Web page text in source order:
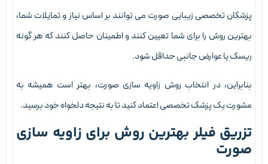
تخصصی زیبایی صورت می توانند بر اساس نیاز و تمایلات شما،
روش را برای شما تعیین کنند و اطمینان حاصل کنند که هر گونه
یا عوارض جانبی حداقل شود.
در انتخاب روش زاویه سازی صورت، بهتر است همیشه به
یک پزشک تخصصی اعتماد کنید تا به نتیجه دلخواه خود برسید.
فیلر بهترین روش برای زاویه سازی